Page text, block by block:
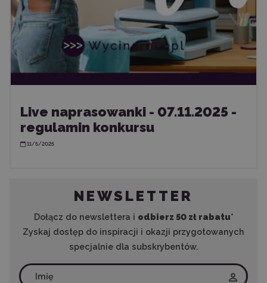
Live naprasowanki - 07.11.2025 -
regulamin konkursu
11/5/2025
NEWSLETTER
Dołącz do newslettera i odbierz 50 zł rabatu*
Zyskaj dostęp do inspiracji i okazji przygotowanych
specjalnie dla subskrybentów.